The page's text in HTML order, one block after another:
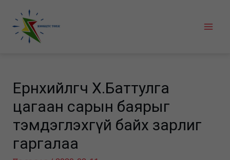
content
Ерөнхийлөгч Х.Баттулга
цагаан сарын баярыг
тэмдэглэхгүй байх зарлиг
гаргалаа